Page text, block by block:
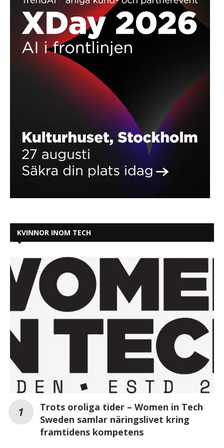
KVINNOR INOM TECH
Trots oroliga tider – Women in Tech
Sweden samlar näringslivet kring
framtidens kompetens